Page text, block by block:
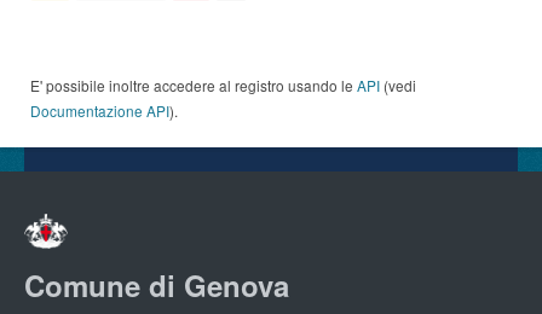
E' possibile inoltre accedere al registro usando le API (vedi
Documentazione API).
Comune di Genova